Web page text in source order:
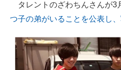
ITの今と未来を見通す
進化するPCとデバイスの未来
タレントのざわちんさんが3
つ子の弟がいることを公表し